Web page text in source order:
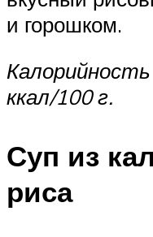
и горошком.
ккал/100 г.
Суп из
риса